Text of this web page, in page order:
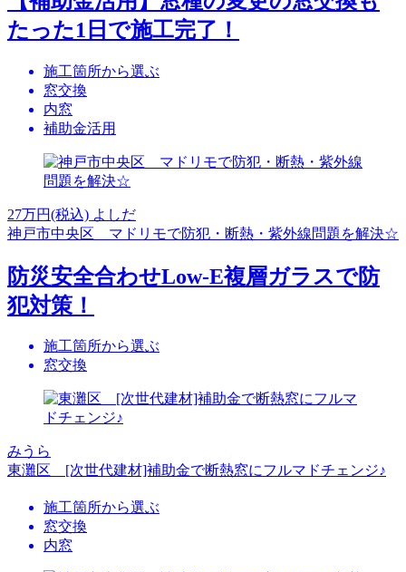
たった1日で施工完了！
施工箇所から選ぶ
窓交換
内窓
補助金活用
27万円(税込) よしだ
神戸市中央区 マドリモで防犯・断熱・紫外線問題を解決☆
防災安全合わせLow-E複層ガラスで防
犯対策！
施工箇所から選ぶ
窓交換
みうら
東灘区 [次世代建材]補助金で断熱窓にフルマドチェンジ♪
施工箇所から選ぶ
窓交換
内窓